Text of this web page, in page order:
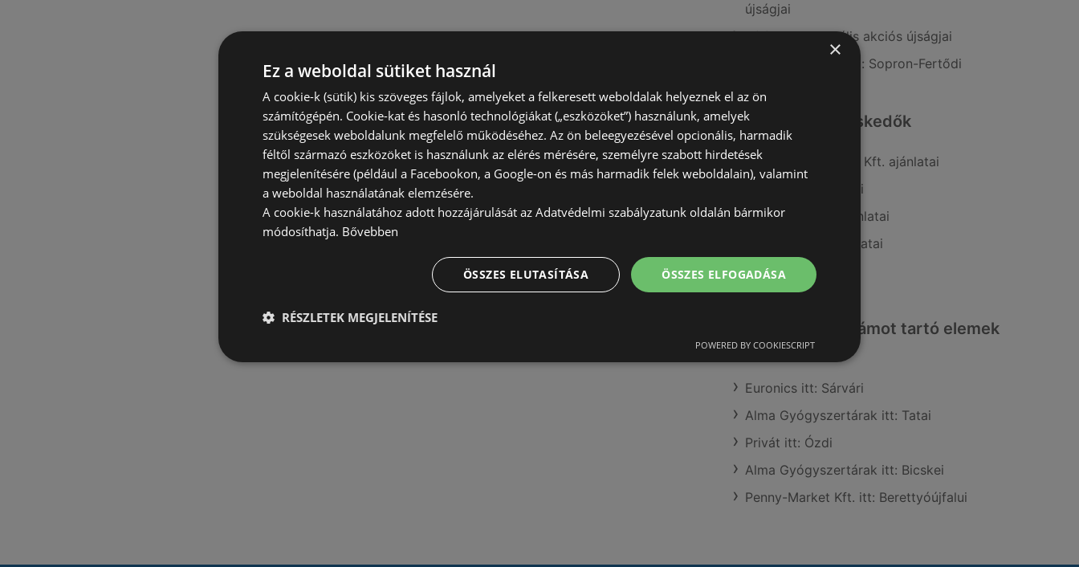
újságjai
A(z) Coop aktuális akciós újságjai
A(z) Reál üzletei itt: Sopron-Fertődi
Hasonló kiskereskedők
A(z) Penny-Market Kft. ajánlatai
A(z) Príma ajánlatai
A(z) Ecofamily ajánlatai
A(z) Interspar ajánlatai
A(z) Lidl ajánlatai
Érdeklődésre számot tartó elemek
itt:
Euronics itt: Sárvári
Alma Gyógyszertárak itt: Tatai
Privát itt: Ózdi
Alma Gyógyszertárak itt: Bicskei
Penny-Market Kft. itt: Berettyóújfalui
×
Ez a weboldal sütiket használ
A cookie-k (sütik) kis szöveges fájlok, amelyeket a felkeresett weboldalak helyeznek el az ön
számítógépén. Cookie-kat és hasonló technológiákat („eszközöket”) használunk, amelyek
szükségesek weboldalunk megfelelő működéséhez. Az ön beleegyezésével opcionális, harmadik
féltől származó eszközöket is használunk az elérés mérésére, személyre szabott hirdetések
megjelenítésére (például a Facebookon, a Google-on és más harmadik felek weboldalain), valamint
a weboldal használatának elemzésére.
A cookie-k használatához adott hozzájárulását az Adatvédelmi szabályzatunk oldalán bármikor
módosíthatja. Bővebben
ÖSSZES ELFOGADÁSA
ÖSSZES ELUTASÍTÁSA
RÉSZLETEK MEGJELENÍTÉSE
POWERED BY COOKIESCRIPT